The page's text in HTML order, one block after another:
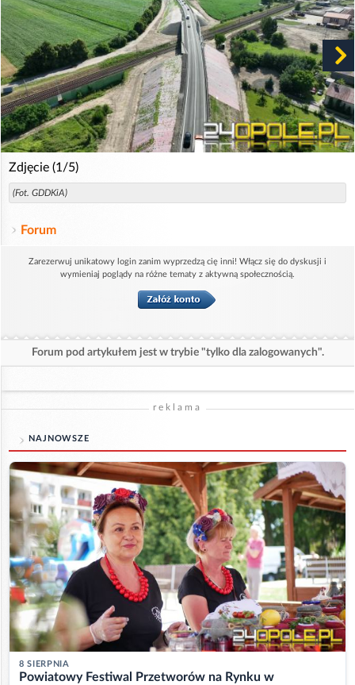
Zdjęcie (1/5)
(Fot. GDDKiA)
Forum
Zarezerwuj unikatowy login zanim wyprzedzą cię inni! Włącz się do dyskusji i
wymieniaj poglądy na różne tematy z aktywną społecznością.
Forum pod artykułem jest w trybie "tylko dla zalogowanych".
reklama
NAJNOWSZE
8 SIERPNIA
Powiatowy Festiwal Przetworów na Rynku w